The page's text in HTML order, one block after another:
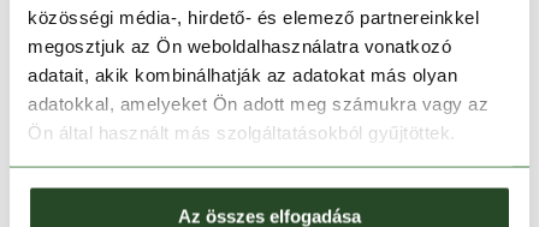
közösségi média-, hirdető- és elemező partnereinkkel
megosztjuk az Ön weboldalhasználatra vonatkozó
adatait, akik kombinálhatják az adatokat más olyan
adatokkal, amelyeket Ön adott meg számukra vagy az
Ön által használt más szolgáltatásokból gyűjtöttek.
Az összes elfogadása
CSAK ONLINE
-17%
14 930 Ft
CSAK ONLINE
-17%
17 990 Ft